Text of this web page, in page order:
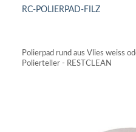
RC-POLIERPAD-FILZ
Polierpad rund aus Vlies weiss
Polierteller - RESTCLEAN